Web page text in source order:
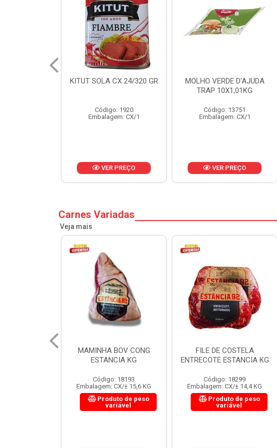
MOLHO VERDE D'AJUDA
Código: 13751
Embalagem: CX/1
VER PREÇO
FRUTAS CRISTALIZADAS
CX 10KG
Código: 1785
Embalagem: KG/10
VER PREÇO
Carnes Variadas
Veja mais
FILE DE COSTELA
ENTRECOTE ESTANCIA KG
Código: 18299
Embalagem: CX/± 14,4 KG
Produto de peso
variável
CUPIM BOV CONG B PUL
KG
Código: 19965
Embalagem: CX/± 18,36 KG
Produto de peso
variável